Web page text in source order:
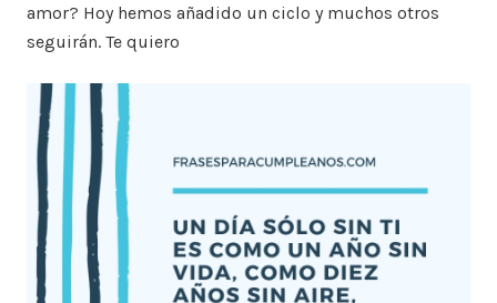
amor? Hoy hemos añadido un ciclo y muchos otros
seguirán. Te quiero